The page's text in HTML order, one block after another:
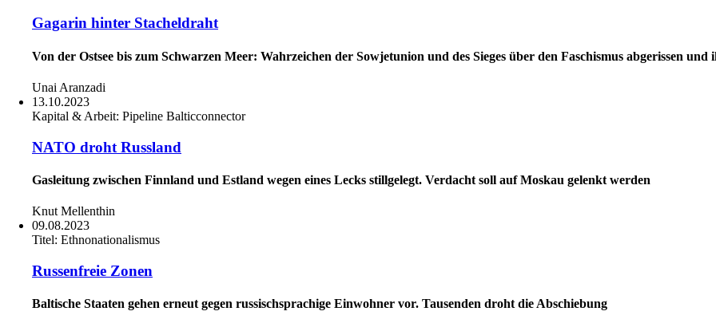
Gagarin hinter Stacheldraht
Von der Ostsee bis zum Schwarzen Meer: Wahrzeichen der Sowjetunion und des Sieges über den Faschismus abgerissen
Unai Aranzadi
13.10.2023
Kapital & Arbeit: Pipeline Balticconnector
NATO droht Russland
Gasleitung zwischen Finnland und Estland wegen eines Lecks stillgelegt. Verdacht soll auf Moskau gelenkt werden
Knut Mellenthin
09.08.2023
Titel: Ethnonationalismus
Russenfreie Zonen
Baltische Staaten gehen erneut gegen russischsprachige Einwohner vor. Tausenden droht die Abschiebung